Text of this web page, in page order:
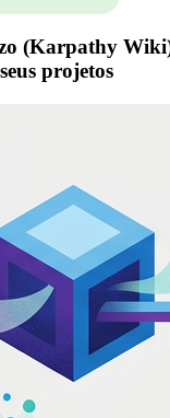
(Karpathy
projetos